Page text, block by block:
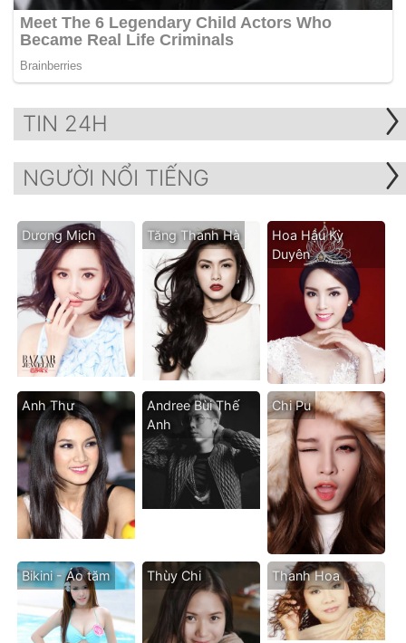
TIN 24H
NGƯỜI NỔI TIẾNG
Dương Mịch Tăng Thanh Hà
Hoa Hậu Kỳ
Duyên
Anh Thư
Andree Bùi Thế
Anh
Chi Pu
Bikini - Áo tăm Thùy Chi Thanh Hoa